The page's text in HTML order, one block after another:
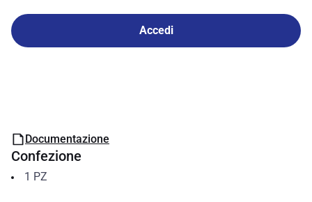
Accedi
Documentazione
Confezione
1 PZ